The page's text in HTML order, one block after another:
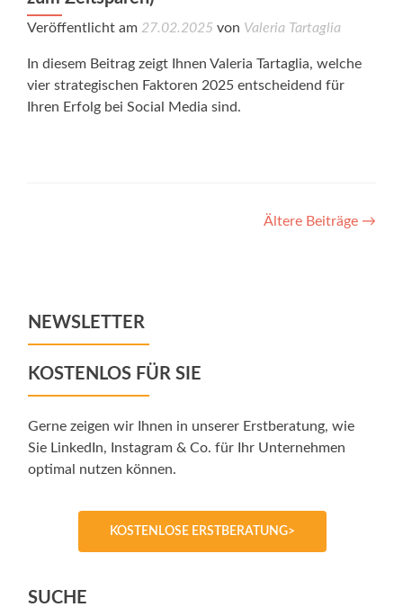
Veröffentlicht am 27.02.2025 von Valeria Tartaglia
In diesem Beitrag zeigt Ihnen Valeria Tartaglia, welche
vier strategischen Faktoren 2025 entscheidend für
Ihren Erfolg bei Social Media sind.
Ältere Beiträge →
NEWSLETTER
KOSTENLOS FÜR SIE
Gerne zeigen wir Ihnen in unserer Erstberatung, wie
Sie LinkedIn, Instagram & Co. für Ihr Unternehmen
optimal nutzen können.
KOSTENLOSE ERSTBERATUNG>
SUCHE